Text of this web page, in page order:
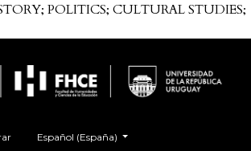
POLITICS; CULTURAL STUDIES;
Cambiar el idioma. El actual es:
Español (España)